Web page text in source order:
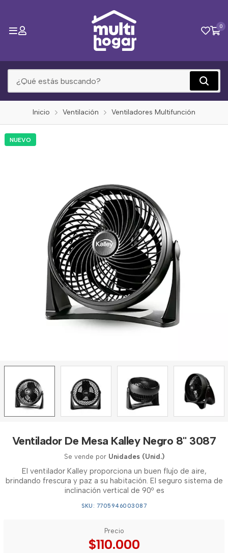
0
Inicio Ventilación Ventiladores Multifunción
NUEVO
Ventilador De Mesa Kalley Negro 8" 3087
Se vende por Unidades (Unid.)
El ventilador Kalley proporciona un buen flujo de aire,
brindando frescura y paz a su habitación. El seguro sistema de
inclinación vertical de 90º es
SKU: 7705946003087
Precio
$110.000